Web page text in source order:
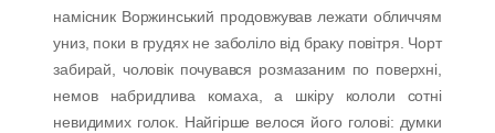
намісник Воржинський продовжував лежати обличчям
униз, поки в грудях не заболіло від браку повітря. Чорт
забирай, чоловік почувався розмазаним по поверхні,
немов набридлива комаха, а шкіру кололи сотні
невидимих голок. Найгірше велося його голові: думки